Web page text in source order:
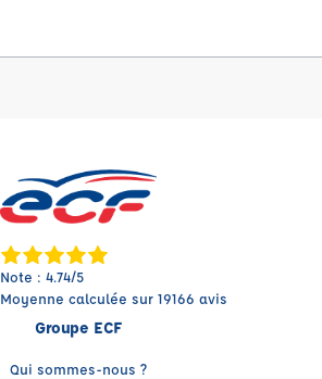
Note : 4.74/5
Moyenne calculée sur 19166 avis
Groupe ECF
Qui sommes-nous ?